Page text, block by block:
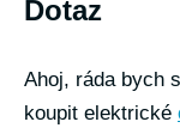
Dotaz
Ahoj, ráda bych
koupit elektrické